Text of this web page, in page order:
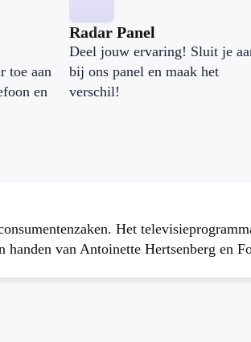
toe aan
en
Radar Panel
Deel jouw ervaring! Sluit je
bij ons panel en maak het
verschil!
Het
van Antoinette Hertsenberg en